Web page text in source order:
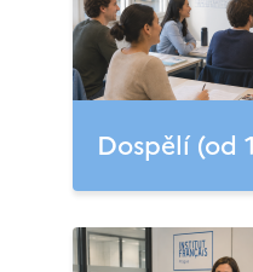
Dospělí (od